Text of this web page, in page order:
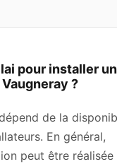
pour installer
?
de la
En général,
peut être réalisée